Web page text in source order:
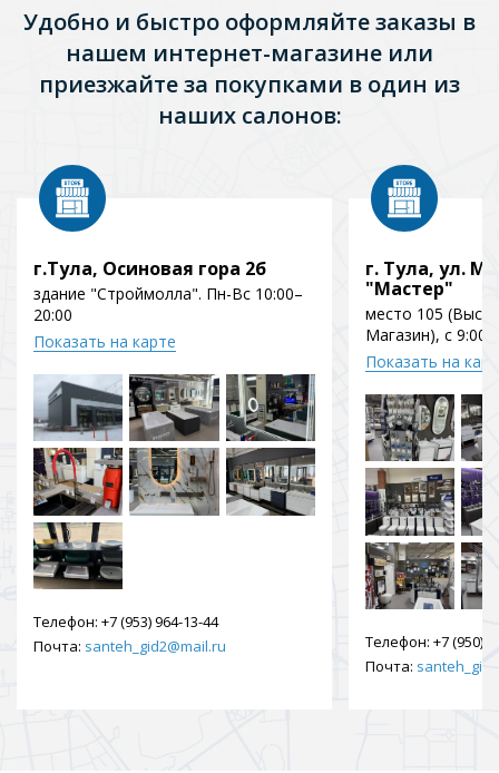
Удобно и быстро оформляйте заказы в
нашем интернет-магазине или
приезжайте за покупками в один из
наших салонов:
г.Тула, Осиновая гора 2б
здание "Строймолла". Пн-Вс 10:00–
20:00
Показать на карте
Телефон: +7 (953) 964-13-44
Почта: santeh_gid2@mail.ru
г. Тула, ул.
"Мастер"
место 105
Магазин), с 9:00
Показать на
Телефон: +7 (950)
Почта: